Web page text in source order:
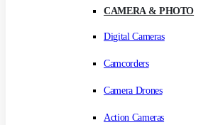
CAMERA & PHOTO
Digital Cameras
Camcorders
Camera Drones
Action Cameras